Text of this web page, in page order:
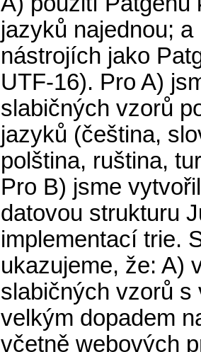
jazyků najednou;
nástrojích jako
UTF-16). Pro A)
slabičných vzorů
jazyků (čeština,
polština, ruština,
Pro B) jsme
datovou strukturu
implementací trie.
ukazujeme, že: A)
slabičných vzorů
velkým dopadem
včetně webových